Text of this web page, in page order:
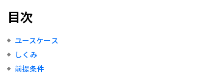
目次
ユースケース
しくみ
前提条件